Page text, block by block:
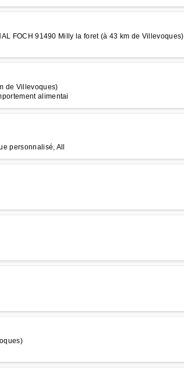
FOCH 91490 Milly la foret (à 43 km de Villevoques)
de Villevoques)
alimentai
personnalisé, All